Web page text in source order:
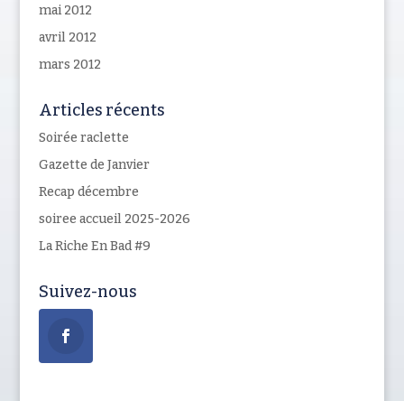
mai 2012
avril 2012
mars 2012
Articles récents
Soirée raclette
Gazette de Janvier
Recap décembre
soiree accueil 2025-2026
La Riche En Bad #9
Suivez-nous